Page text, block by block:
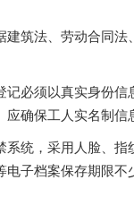
筑法、劳动合同
必须以真实身份
确保工人实名制信
统，采用人脸、指
子档案保存期限